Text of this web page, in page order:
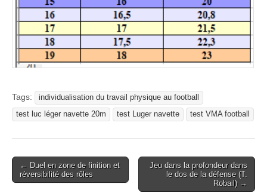
Tags:
individualisation du travail physique au football
test luc léger navette 20m
test Luger navette test VMA football
Post
navigation
← Duel en zone de finition et
réversibilité des rôles
Jeu dans la profondeur dans
le dos de la défense (T.
Robail) →